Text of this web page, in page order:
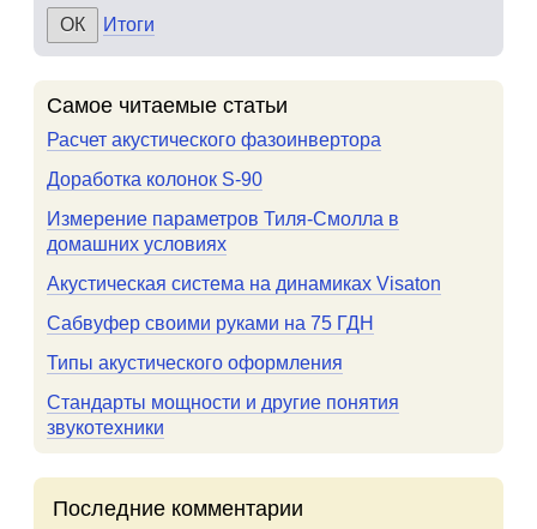
Итоги
Самое читаемые статьи
Расчет акустического фазоинвертора
Доработка колонок S-90
Измерение параметров Тиля-Смолла в
домашних условиях
Акустическая система на динамиках Visaton
Сабвуфер своими руками на 75 ГДН
Типы акустического оформления
Стандарты мощности и другие понятия
звукотехники
Последние комментарии